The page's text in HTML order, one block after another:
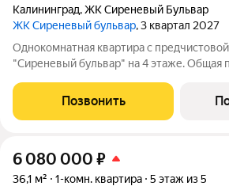
Калининград,ЖК Сиреневый Бульвар
ЖК Сиреневый бульвар, 3 квартал 2027
Однокомнатная квартира с
"Сиреневый бульвар" на 4 этаже. Общая
кв.м. Все окна выходят на одну сторону.
балкон, один совмещенный
Позвонить
6 080 000 ₽
36,1 м² 1-комн. квартира 5 этаж из 5